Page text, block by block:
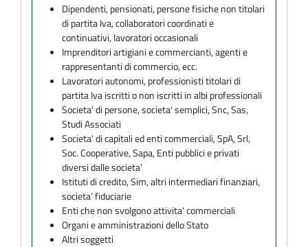
Dipendenti, pensionati, persone fisiche non titolari
di partita Iva, collaboratori coordinati e
continuativi, lavoratori occasionali
Imprenditori artigiani e commercianti, agenti e
rappresentanti di commercio, ecc.
Lavoratori autonomi, professionisti titolari di
partita Iva iscritti o non iscritti in albi professionali
Societa' di persone, societa' semplici, Snc, Sas,
Studi Associati
Societa' di capitali ed enti commerciali, SpA, Srl,
Soc. Cooperative, Sapa, Enti pubblici e privati
diversi dalle societa'
Istituti di credito, Sim, altri intermediari finanziari,
societa' fiduciarie
Enti che non svolgono attivita' commerciali
Organi e amministrazioni dello Stato
Altri soggetti